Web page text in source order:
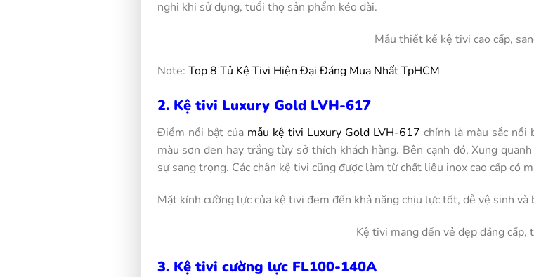
nghi khi sử dụng, tuổi thọ sản phẩm kéo dài.
Mẫu thiết kế kệ tivi cao cấp,
Note: Top 8 Tủ Kệ Tivi Hiện Đại Đáng Mua Nhất TpHCM
2. Kệ tivi Luxury Gold LVH-617
Điểm nổi bật của mẫu kệ tivi Luxury Gold LVH-617 chính là màu sắc nổi
màu sơn đen hay trắng tùy sở thích khách hàng. Bên cạnh đó, Xung
sự sang trọng. Các chân kệ tivi cũng được làm từ chất liệu inox cao cấp có
Mặt kính cường lực của kệ tivi đem đến khả năng chịu lực tốt, dễ vệ sinh và
Kệ tivi mang đến vẻ đẹp đẳng cấp,
3. Kệ tivi cường lực FL100-140A